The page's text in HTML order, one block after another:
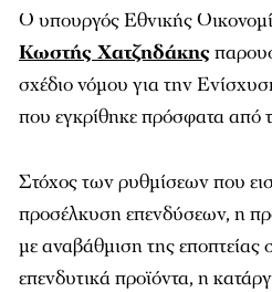
Ο υπουργός Εθνικής
Κωστής Χατζηδάκης
σχέδιο νόμου για την
που εγκρίθηκε πρόσφατα από
Στόχος των ρυθμίσεων που
προσέλκυση επενδύσεων, η
με αναβάθμιση της εποπτείας
επενδυτικά προϊόντα, η